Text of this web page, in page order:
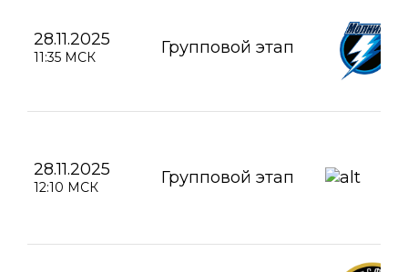
28.11.2025
11:35 МСК Групповой этап
28.11.2025
12:10 МСК Групповой этап